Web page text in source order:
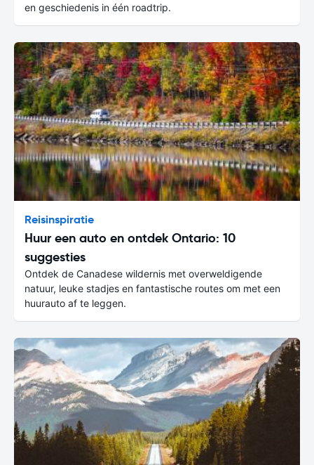
en geschiedenis in één roadtrip.
Reisinspiratie
Huur een auto en ontdek Ontario: 10
suggesties
Ontdek de Canadese wildernis met overweldigende
natuur, leuke stadjes en fantastische routes om met een
huurauto af te leggen.